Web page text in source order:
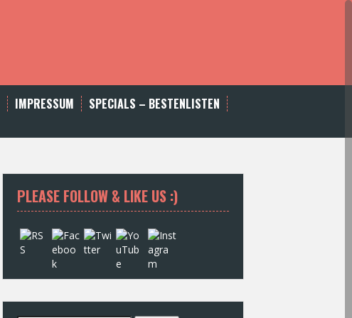
IMPRESSUM
SPECIALS – BESTENLISTEN
PLEASE FOLLOW & LIKE US :)